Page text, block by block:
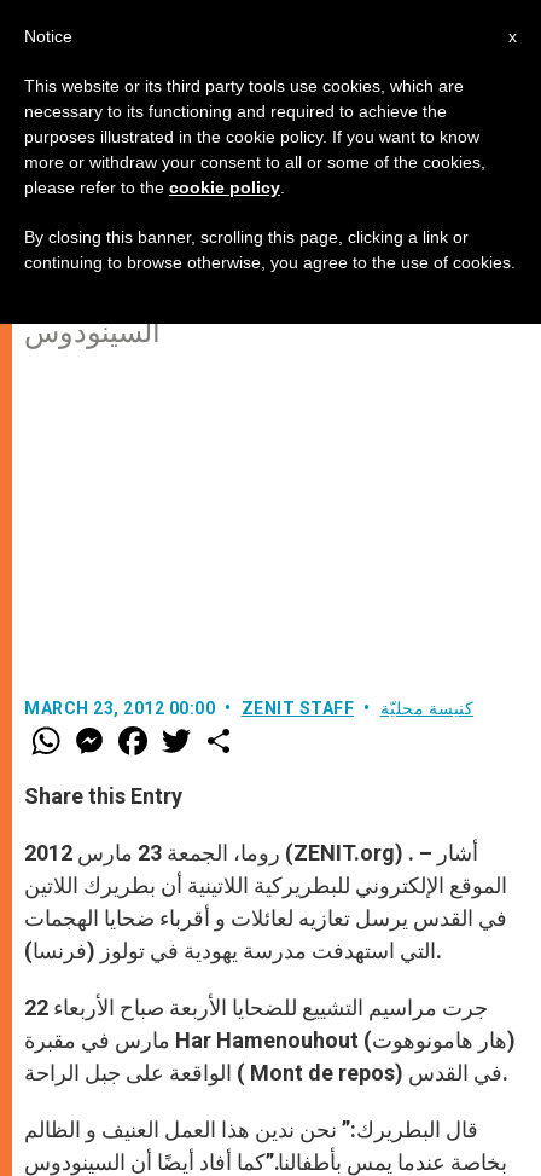
"يجب على الأديان أن تتصدى لجميع
أنواع الكراهية"
السينودوس
MARCH 23, 2012 00:00 ZENIT STAFF كنيسة محليّة
W
h
t
s
p
p
M
e
s
e
g
e
r
F
a
e
b
o
k
w
r
Share this Entry
روما، الجمعة 23 مارس 2012 (ZENIT.org) . – أشار
الموقع الإلكتروني للبطريركية اللاتينية أن بطريرك اللاتين
في القدس يرسل تعازيه لعائلات و أقرباء ضحايا الهجمات
التي استهدفت مدرسة يهودية في تولوز (فرنسا).
جرت مراسيم التشييع للضحايا الأربعة صباح الأربعاء 22
مارس في مقبرة Har Hamenouhout (هار هامونوهوت)
الواقعة على جبل الراحة ( Mont de repos) في القدس.
قال البطريرك:” نحن ندين هذا العمل العنيف و الظالم
بخاصة عندما يمس بأطفالنا.”كما أفاد أيضًا أن السينودوس
x
Notice
This website or its third party tools use cookies, which are
necessary to its functioning and required to achieve the
purposes illustrated in the cookie policy. If you want to know
more or withdraw your consent to all or some of the cookies,
please refer to the cookie policy
By closing this banner, scrolling this page, clicking a link or
continuing to browse otherwise, you agree to the use of cookies.